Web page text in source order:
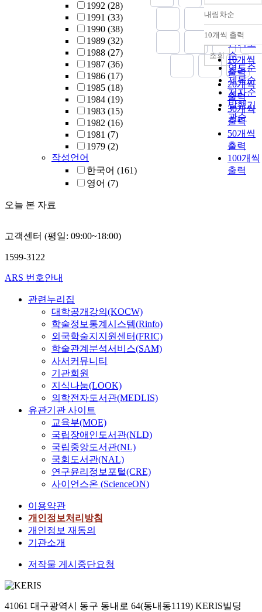
1992 (28)
1991 (33)
1990 (38)
1989 (32)
1988 (27)
1987 (36)
1986 (17)
1985 (18)
1984 (19)
1983 (15)
1982 (16)
1981 (7)
1979 (2)
작성언어
한국어 (161)
영어 (7)
오늘 본 자료
정확도
순
인기도
순
연도순
제목순
저자순
발행기
관순
내림차순
내림차
10개씩 출력
10개씩
출력
20개씩
출력
30개씩
출력
50개씩
출력
100개씩
출력
조회
고객센터 (평일: 09:00~18:00)
1599-3122
ARS 번호안내
관련누리집
대학공개강의(KOCW)
학술정보통계시스템(Rinfo)
외국학술지지원센터(FRIC)
학술관계분석서비스(SAM)
사서커뮤니티
기관회원
지식나눔(LOOK)
의학전자도서관(MEDLIS)
유관기관 사이트
교육부(MOE)
국립장애인도서관(NLD)
국립중앙도서관(NL)
국회도서관(NAL)
연구윤리정보포털(CRE)
사이언스온 (ScienceON)
이용약관
개인정보처리방침
개인정보 재동의
기관소개
저작물 게시중단요청
41061 대구광역시 동구 동내로 64(동내동1119) KERIS빌딩